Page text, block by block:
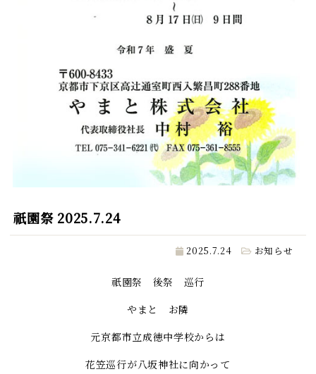
祇園祭 2025.7.24
2025.7.24 お知らせ
祇園祭 後祭 巡行
やまと お隣
元京都市立成徳中学校からは
花笠巡行が八坂神社に向かって